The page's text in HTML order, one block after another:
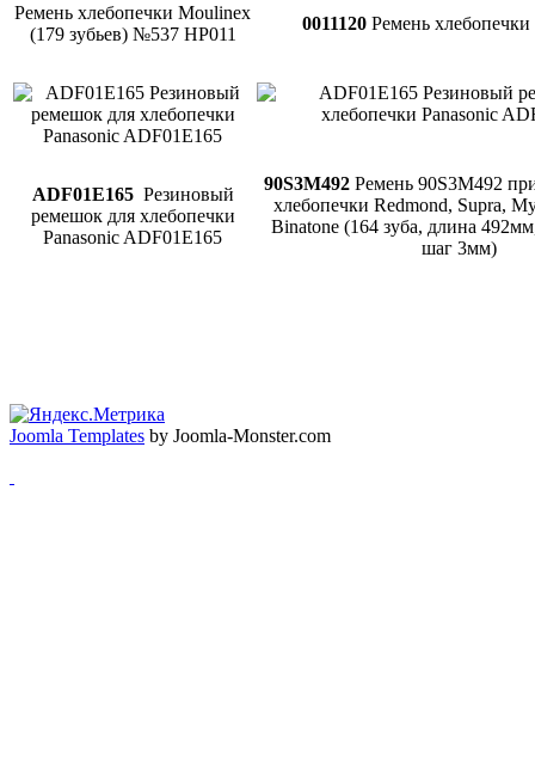
Ремень хлебопечки Moulinex
(179 зубьев) №537 HP011
0011120 Ремень
ADF01E165 Резиновый
ремешок для хлебопечки
Panasonic ADF01E165
90S3M492 Ремень 90S3M492
хлебопечки Redmond, Supra,
Binatone (164 зуба, длина
шаг 3мм)
Joomla Templates by Joomla-Monster.com